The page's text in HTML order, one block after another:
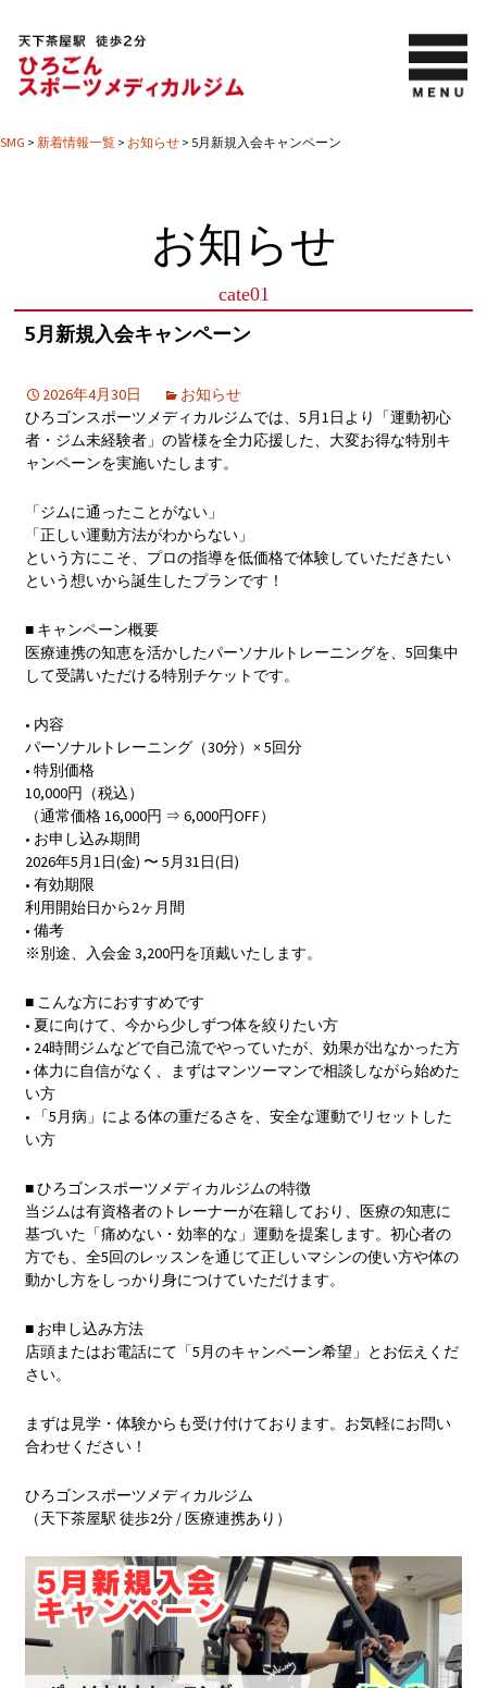
SMG > 新着情報一覧 > お知らせ > 5月新規入会キャンペーン
お知らせ
cate01
5月新規入会キャンペーン
2026年4月30日
お知らせ
ひろゴンスポーツメディカルジムでは、5月1日より「運動初心
者・ジム未経験者」の皆様を全力応援した、大変お得な特別キ
ャンペーンを実施いたします。
「ジムに通ったことがない」
「正しい運動方法がわからない」
という方にこそ、プロの指導を低価格で体験していただきたい
という想いから誕生したプランです！
■ キャンペーン概要
医療連携の知恵を活かしたパーソナルトレーニングを、5回集中
して受講いただける特別チケットです。
• 内容
パーソナルトレーニング（30分）× 5回分
• 特別価格
10,000円（税込）
（通常価格 16,000円 ⇒ 6,000円OFF）
• お申し込み期間
2026年5月1日(金) 〜 5月31日(日)
• 有効期限
利用開始日から2ヶ月間
• 備考
※別途、入会金 3,200円を頂戴いたします。
■ こんな方におすすめです
• 夏に向けて、今から少しずつ体を絞りたい方
• 24時間ジムなどで自己流でやっていたが、効果が出なかった方
• 体力に自信がなく、まずはマンツーマンで相談しながら始めた
い方
• 「5月病」による体の重だるさを、安全な運動でリセットした
い方
■ ひろゴンスポーツメディカルジムの特徴
当ジムは有資格者のトレーナーが在籍しており、医療の知恵に
基づいた「痛めない・効率的な」運動を提案します。初心者の
方でも、全5回のレッスンを通じて正しいマシンの使い方や体の
動かし方をしっかり身につけていただけます。
■ お申し込み方法
店頭またはお電話にて「5月のキャンペーン希望」とお伝えくだ
さい。
まずは見学・体験からも受け付けております。お気軽にお問い
合わせください！
ひろゴンスポーツメディカルジム
（天下茶屋駅 徒歩2分 / 医療連携あり）